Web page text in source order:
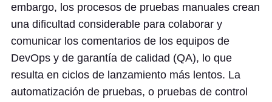
embargo, los procesos de pruebas manuales crean
una dificultad considerable para colaborar y
comunicar los comentarios de los equipos de
DevOps y de garantía de calidad (QA), lo que
resulta en ciclos de lanzamiento más lentos. La
automatización de pruebas, o pruebas de control